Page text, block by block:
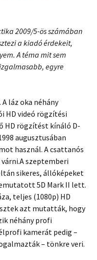
2009/5-ös számában
a kiadó érdekeit,
A téma mit sem
egyre
A láz oka néhány
HD videó rögzítési
HD rögzítést kínáló D-
augusztusában
használ. A csattanós
szeptemberi
sikeres, állóképeket
5D Mark II lett.
teljes (1080p) HD
azt mutatták, hogy
néhány profi
kamerát pedig –
– tönkre veri.